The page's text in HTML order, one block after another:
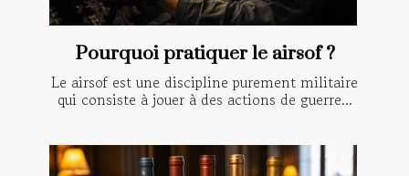
Pourquoi pratiquer le airsof ?
Le airsof est une discipline purement militaire
qui consiste à jouer à des actions de guerre...